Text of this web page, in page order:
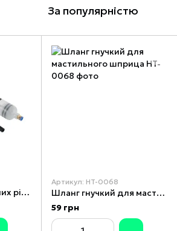
За популярністю
Шприц для технічних рідин 200 мл. 2 насадки INTERTOOL AT-3071
Артикул: HT-0068
Шланг гнучкий для мастильного шприца
59 грн